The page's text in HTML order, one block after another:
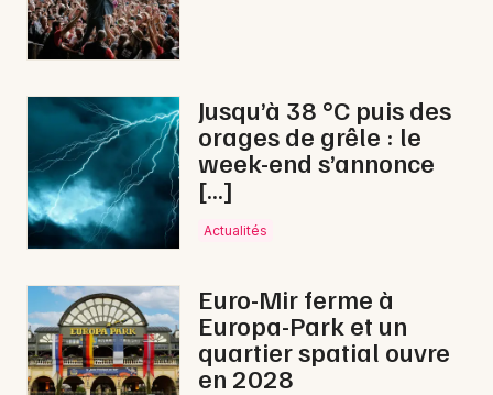
Sorties famille
Expos
Sorties & loisirs
Foires dans les Vosges
Foires en Lorraine
Foires dans le Grand Est
Toulouse
Toutes les villes
Jusqu’à 38 °C puis des
orages de grêle : le
week-end s’annonce
[…]
Actualités
Euro-Mir ferme à
Europa-Park et un
quartier spatial ouvre
en 2028